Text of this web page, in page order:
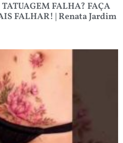
FALHA? FAÇA
FALHAR! | Renata Jardim